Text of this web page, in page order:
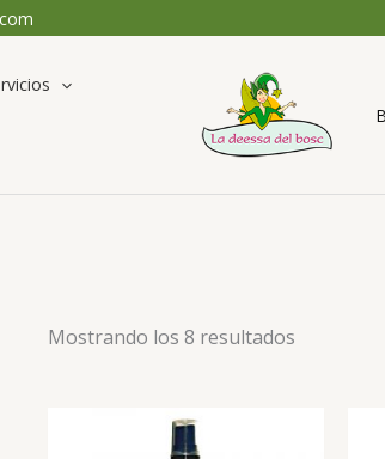
Mostrando los 8 resultados